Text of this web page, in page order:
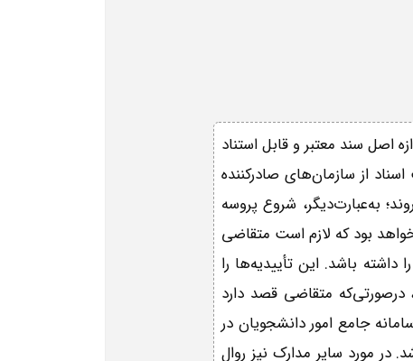
اصل سند معتبر و قابل استناد
از سازمان‌های صادرکننده
به‌عبارت‌دیگر، شروع پروسه
بود که لازم است متقاضی
باشد. این تأییدیه‌ها را
درصورتی‌که متقاضی قصد دارد
جامع امور دانشجویان در
در مورد سایر مدارک نیز روال